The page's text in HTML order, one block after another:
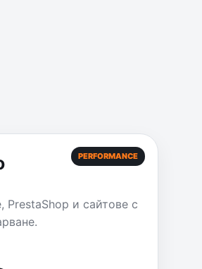
PERFORMANCE
PrestaShop и сайтове с